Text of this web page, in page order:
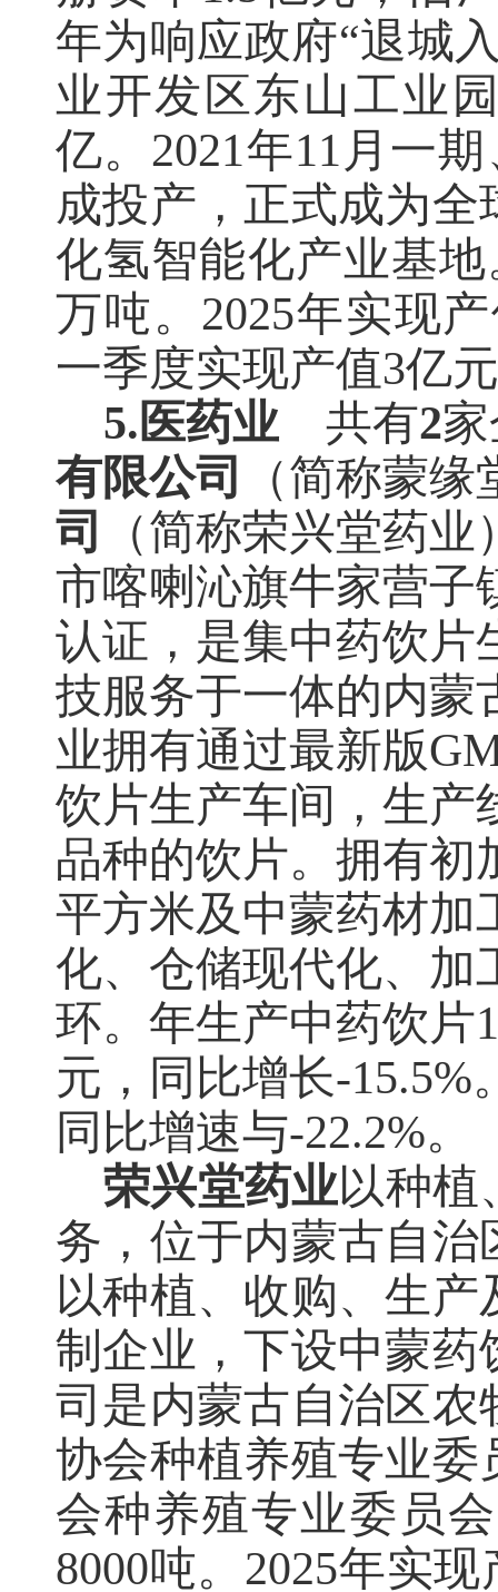
年为响应政府“退城
业开发区东山工业
亿。2021年11月一
成投产，正式成为
化氢智能化产业基地
万吨。 2025年实现
一季度实现产值3亿
5.医药业
共有2
有限公司
（简称蒙
司
（简称荣兴堂药业
市喀喇沁旗牛家营子
认证，是集中药饮片
技服务于一体的内蒙
业拥有通过最新版
饮片生产车间，生产
品种的饮片。拥有初
平方米及中蒙药材加
化、仓储现代化、加
环。 年生产中药饮片
元，同比增长-15.5%
同比增速与-22.2%。
荣兴堂药业以种植
务，位于内蒙古自
以种植、收购、生
制企业，下设中蒙
司是内蒙古自治区
协会种植养殖专业
会种养殖专业委员
8000吨。 2025年实